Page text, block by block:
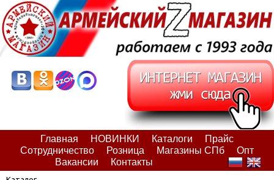
Главная НОВИНКИ Каталоги
Прайс
Сотрудничество
Розница Магазины СПб
Опт
Вакансии
Контакты